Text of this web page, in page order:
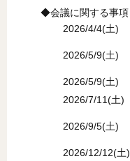
◆会議に関する事項
2026/4/4(土)
2026/5/9(土)
2026/5/9(土)
2026/7/11(土)
2026/9/5(土)
2026/12/12(土)